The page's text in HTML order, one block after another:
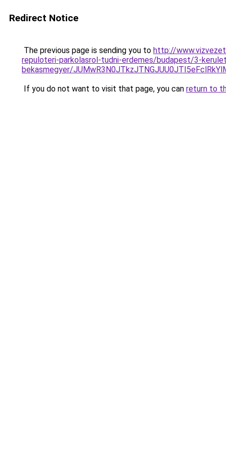
Redirect Notice
The previous page is sending you to http://
repuloteri-parkolasrol-tudni-erdemes/budapest/3-
bekasmegyer/
If you do not want to visit that page, you can return to